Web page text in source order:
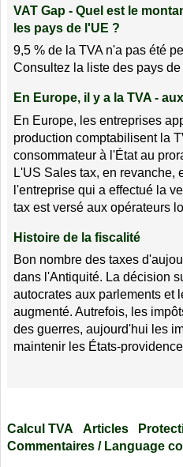
VAT Gap - Quel est le
les pays de l'UE ?
9,5 % de la TVA n'a pas été
Consultez la liste des pays
En Europe, il y a la TVA -
En Europe, les entreprises
production comptabilisent la
consommateur à l'État au
L'US Sales tax, en revanche,
l'entreprise qui a effectué la
tax est versé aux opérateurs
Histoire de la fiscalité
Bon nombre des taxes
dans l'Antiquité. La décision
autocrates aux parlements et
augmenté. Autrefois, les
des guerres, aujourd'hui les
maintenir les États-
Calcul TVA Articles
Commentaires / Language